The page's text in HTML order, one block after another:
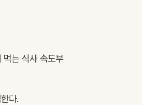
는 식사 속도부
다.